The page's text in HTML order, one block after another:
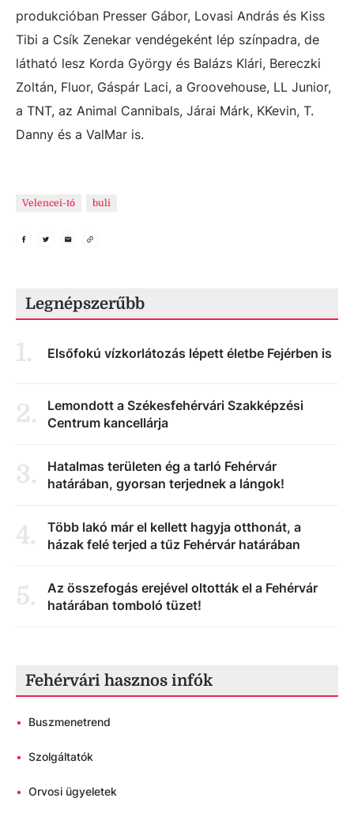
produkcióban Presser Gábor, Lovasi András és Kiss
Tibi a Csík Zenekar vendégeként lép színpadra, de
látható lesz Korda György és Balázs Klári, Bereczki
Zoltán, Fluor, Gáspár Laci, a Groovehouse, LL Junior,
a TNT, az Animal Cannibals, Járai Márk, KKevin, T.
Danny és a ValMar is.
Velencei-tó buli
Legnépszerűbb
1. Elsőfokú vízkorlátozás lépett életbe Fejérben is
2.
Lemondott a Székesfehérvári Szakképzési
Centrum kancellárja
3.
Hatalmas területen ég a tarló Fehérvár
határában, gyorsan terjednek a lángok!
4.
Több lakó már el kellett hagyja otthonát, a
házak felé terjed a tűz Fehérvár határában
5.
Az összefogás erejével oltották el a Fehérvár
határában tomboló tüzet!
Fehérvári hasznos infók
• Buszmenetrend
• Szolgáltatók
• Orvosi ügyeletek